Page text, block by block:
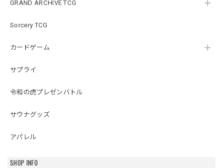
GRAND ARCHIVE TCG
Sorcery TCG
カードゲーム
サプライ
令和の虎プレゼンバトル
サウナグッズ
アパレル
SHOP INFO